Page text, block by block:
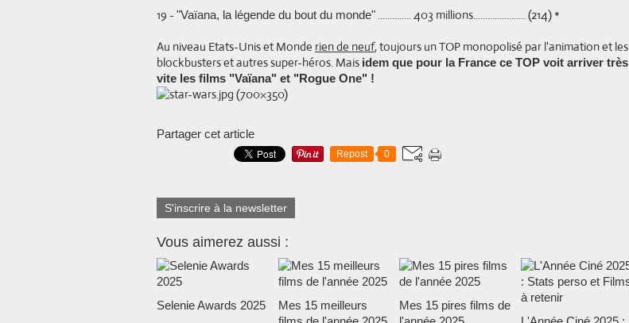
19 - "Vaïana, la légende du bout du monde" .............. 403 millions...................... (214) *
Au niveau Etats-Unis et Monde rien de neuf, toujours un TOP monopolisé par l'animation et les
blockbusters et autres super-héros. Mais idem que pour la France ce TOP voit arriver très
vite les films "Vaïana" et "Rogue One" !
Partager cet article
Repost 0
S'inscrire à la newsletter
Vous aimerez aussi :
Selenie Awards 2025
Mes 15 meilleurs
Mes 15 pires films de